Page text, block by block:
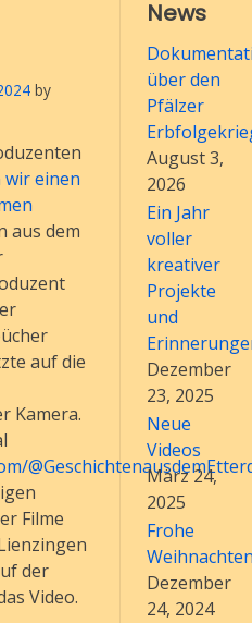
by
wir einen
aus dem
auf die
Kamera.
Filme
der
Video.
News
über den
Pfälzer
August 3,
2026
Ein Jahr
voller
kreativer
Projekte
und
Dezember
23, 2025
Neue
Videos
März 24,
2025
Frohe
Dezember
24, 2024